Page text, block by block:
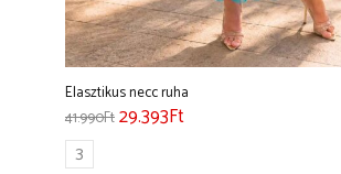
Elasztikus necc ruha
41.990Ft29.393Ft
3